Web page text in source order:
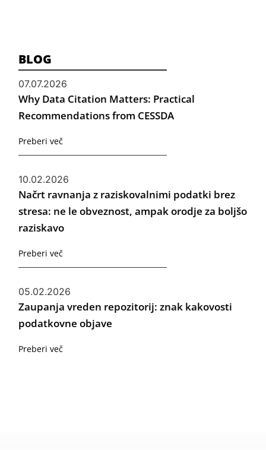
BLOG
07.07.2026
Why Data Citation Matters: Practical
Recommendations from CESSDA
Preberi več
10.02.2026
Načrt ravnanja z raziskovalnimi podatki brez
stresa: ne le obveznost, ampak orodje za boljšo
raziskavo
Preberi več
05.02.2026
Zaupanja vreden repozitorij: znak kakovosti
podatkovne objave
Preberi več